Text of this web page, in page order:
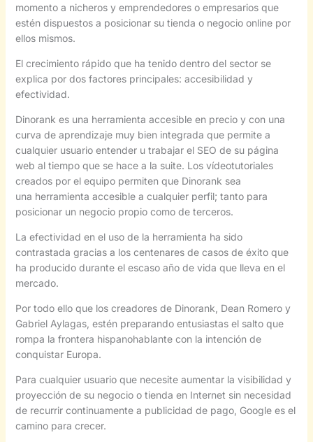
momento a nicheros y emprendedores o empresarios que
estén dispuestos a posicionar su tienda o negocio online por
ellos mismos.
El crecimiento rápido que ha tenido dentro del sector se
explica por dos factores principales: accesibilidad y
efectividad.
Dinorank es una herramienta accesible en precio y con una
curva de aprendizaje muy bien integrada que permite a
cualquier usuario entender u trabajar el SEO de su página
web al tiempo que se hace a la suite. Los vídeotutoriales
creados por el equipo permiten que Dinorank sea
una herramienta accesible a cualquier perfil; tanto para
posicionar un negocio propio como de terceros.
La efectividad en el uso de la herramienta ha sido
contrastada gracias a los centenares de casos de éxito que
ha producido durante el escaso año de vida que lleva en el
mercado.
Por todo ello que los creadores de Dinorank, Dean Romero y
Gabriel Aylagas, estén preparando entusiastas el salto que
rompa la frontera hispanohablante con la intención de
conquistar Europa.
Para cualquier usuario que necesite aumentar la visibilidad y
proyección de su negocio o tienda en Internet sin necesidad
de recurrir continuamente a publicidad de pago, Google es el
camino para crecer.